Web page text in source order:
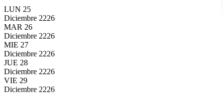
LUN 25
Diciembre 2226
MAR 26
Diciembre 2226
MIE 27
Diciembre 2226
JUE 28
Diciembre 2226
VIE 29
Diciembre 2226